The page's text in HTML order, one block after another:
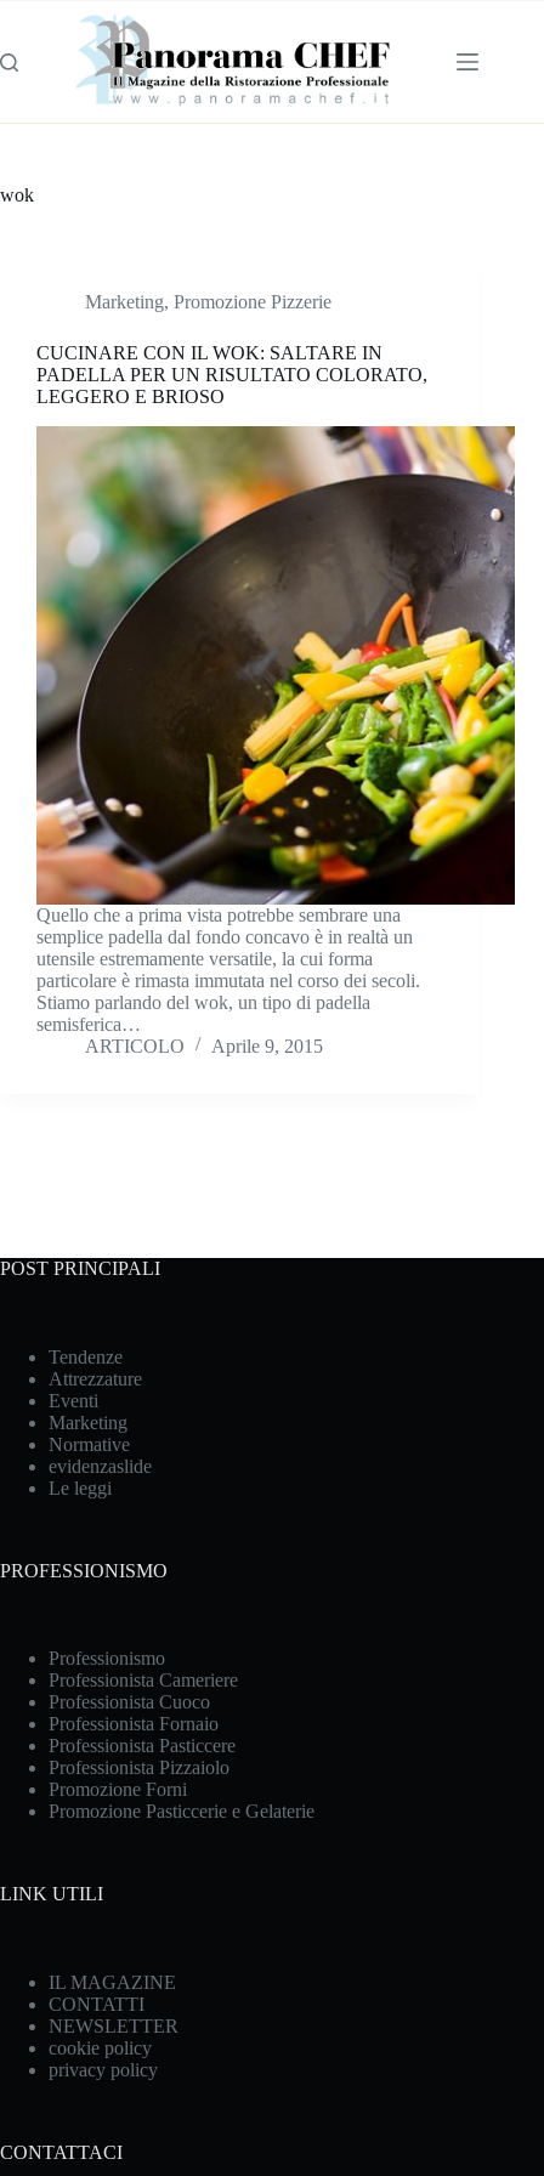
wok
Marketing, Promozione Pizzerie
CUCINARE CON IL WOK: SALTARE IN
PADELLA PER UN RISULTATO COLORATO,
LEGGERO E BRIOSO
Quello che a prima vista potrebbe sembrare una
semplice padella dal fondo concavo è in realtà un
utensile estremamente versatile, la cui forma
particolare è rimasta immutata nel corso dei secoli.
Stiamo parlando del wok, un tipo di padella
semisferica…
ARTICOLO
Aprile 9, 2015
POST PRINCIPALI
Tendenze
Attrezzature
Eventi
Marketing
Normative
evidenzaslide
Le leggi
PROFESSIONISMO
Professionismo
Professionista Cameriere
Professionista Cuoco
Professionista Fornaio
Professionista Pasticcere
Professionista Pizzaiolo
Promozione Forni
Promozione Pasticcerie e Gelaterie
LINK UTILI
IL MAGAZINE
CONTATTI
NEWSLETTER
cookie policy
privacy policy
CONTATTACI